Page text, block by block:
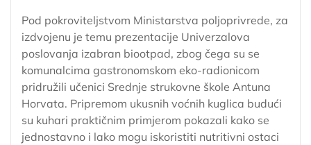
Pod pokroviteljstvom Ministarstva poljoprivrede, za
izdvojenu je temu prezentacije Univerzalova
poslovanja izabran biootpad, zbog čega su se
komunalcima gastronomskom eko-radionicom
pridružili učenici Srednje strukovne škole Antuna
Horvata. Pripremom ukusnih voćnih kuglica budući
su kuhari praktičnim primjerom pokazali kako se
jednostavno i lako mogu iskoristiti nutritivni ostaci